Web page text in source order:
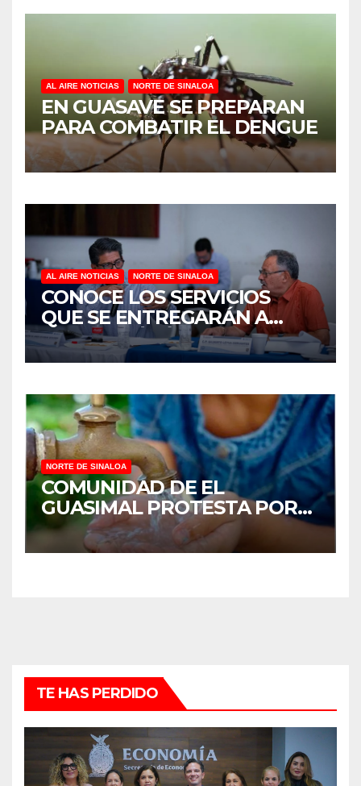
AL AIRE NOTICIAS NORTE DE SINALOA
EN GUASAVE SE PREPARAN
PARA COMBATIR EL DENGUE
AL AIRE NOTICIAS NORTE DE SINALOA
CONOCE LOS SERVICIOS
QUE SE ENTREGARÁN A
JUAN JOSÉ RÍOS
NORTE DE SINALOA
COMUNIDAD DE EL
GUASIMAL PROTESTA POR
FALTA DE AGUA POTABLE EN
MOCORITO
TE HAS PERDIDO